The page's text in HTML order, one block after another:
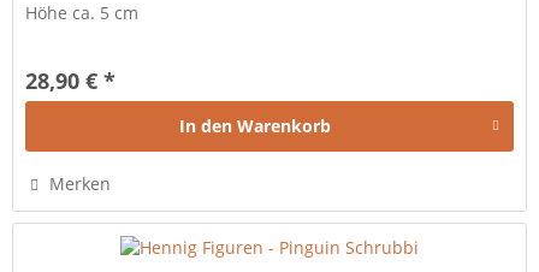
Höhe ca. 5 cm
28,90 € *
In den Warenkorb
Merken